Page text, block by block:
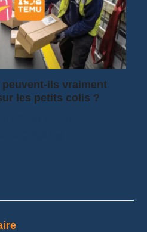
ils vraiment
les petits colis ?